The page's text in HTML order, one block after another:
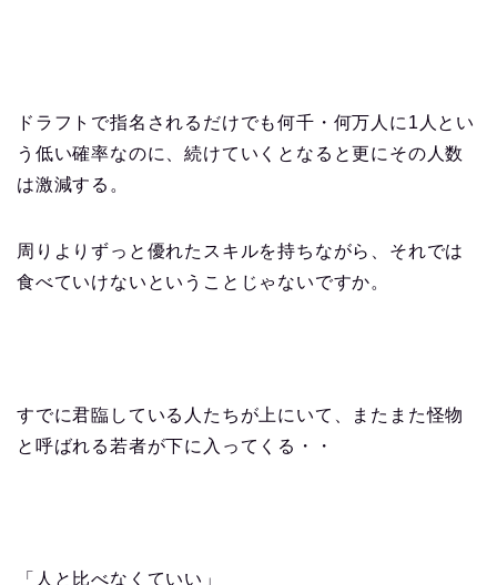
ドラフトで指名されるだけでも何千・何万人に1人とい
う低い確率なのに、続けていくとなると更にその人数
は激減する。
周りよりずっと優れたスキルを持ちながら、それでは
食べていけないということじゃないですか。
すでに君臨している人たちが上にいて、またまた怪物
と呼ばれる若者が下に入ってくる・・
「人と比べなくていい」